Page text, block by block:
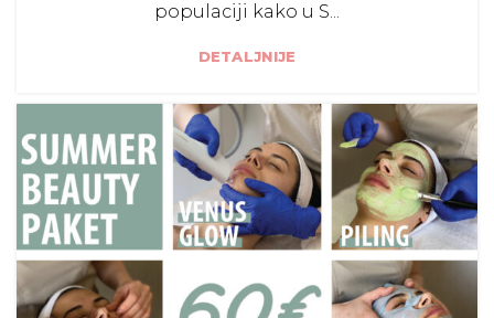
populaciji kako u S...
DETALJNIJE